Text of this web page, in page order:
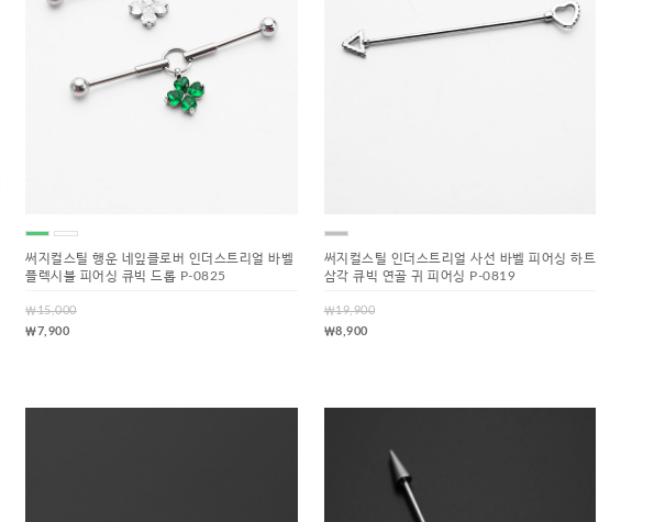
써지컬스틸 행운 네잎클로버 인더스트리얼 바벨
플렉시블 피어싱 큐빅 드롭 P-0825
￦15,000
￦7,900
써지컬스틸 인더스트리얼 사선 바벨 피어싱 하트
삼각 큐빅 연골 귀 피어싱 P-0819
￦19,900
￦8,900